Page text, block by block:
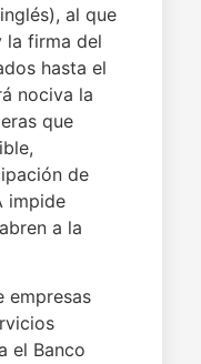
al que
la firma del
hasta el
nociva la
que
de
impide
a la
empresas
el Banco